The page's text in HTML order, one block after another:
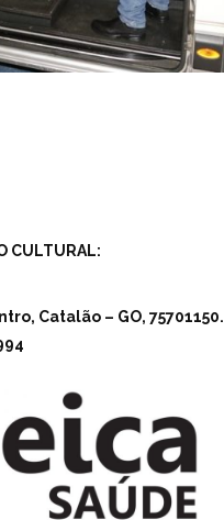
CULTURAL:
Catalão – GO, 75701150.